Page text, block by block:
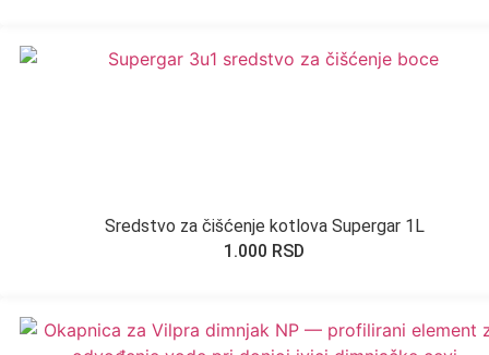
Sredstvo za čišćenje kotlova Supergar 1L
1.000 RSD